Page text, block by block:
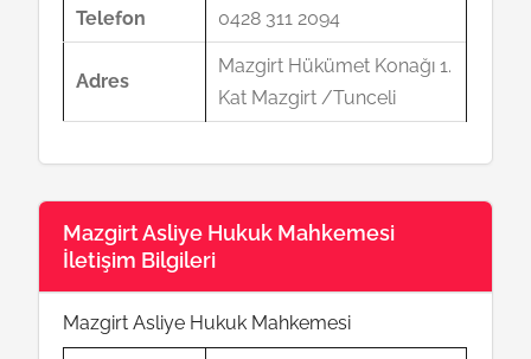
Telefon 0428 311 2094
Adres
Mazgirt Hükümet Konağı 1.
Kat Mazgirt /Tunceli
Mazgirt Asliye Hukuk Mahkemesi
İletişim Bilgileri
Mazgirt Asliye Hukuk Mahkemesi